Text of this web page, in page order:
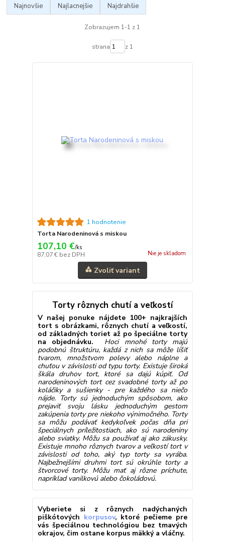
Najnovšie Najlacnejšie Najdrahšie
Zobrazujem 1-1 z 1
strana z 1
1 hodnotenie
Torta Narodeninová s miskou
107,10 €/ks
87,07 € bez DPH Nie je skladom
Zvoliť variant
Torty rôznych chutí a veľkostí
V našej ponuke nájdete 100+ najkrajších
tort s obrázkami, rôznych chutí a veľkostí,
od základných toriet až po špeciálne torty
na objednávku.
Hoci mnohé torty majú
podobnú štruktúru, každá z nich sa môže líšiť
tvarom, množstvom polevy alebo náplne a
chuťou v závislosti od typu torty. Existuje široká
škála druhov tort, ktoré sa dajú kúpiť. Od
narodeninových tort cez svadobné torty až po
koláčiky a sušienky - pre každého sa niečo
nájde. Torty sú jednoduchým spôsobom, ako
prejaviť svoju lásku jednoduchým gestom
zakúpenia torty pre niekoho výnimočného. Torty
sa môžu podávať kedykoľvek počas dňa pri
špeciálnych príležitostiach, ako sú narodeniny
alebo sviatky. Môžu sa používať aj ako zákusky.
Existuje mnoho rôznych tvarov a veľkostí tort v
závislosti od toho, aký typ torty sa vyrába.
Najbežnejšími druhmi tort sú okrúhle torty a
štvorcové torty. Môžu mať aj rôzne príchute,
napríklad vanilkovú alebo čokoládovú.
Vyberiete si z rôznych nadýchaných
piškótových korpusov, ktoré pečieme pre
vás špeciálnou technológiou bez tmavých
okrajov, čim ostane korpus mäkký a vláčny.